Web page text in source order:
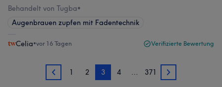
Behandelt von Tugba•
Augenbrauen zupfen mit Fadentechnik
Celia•vor 16 Tagen Verifizierte Bewertung
2 1 2 3 4 … 371 4